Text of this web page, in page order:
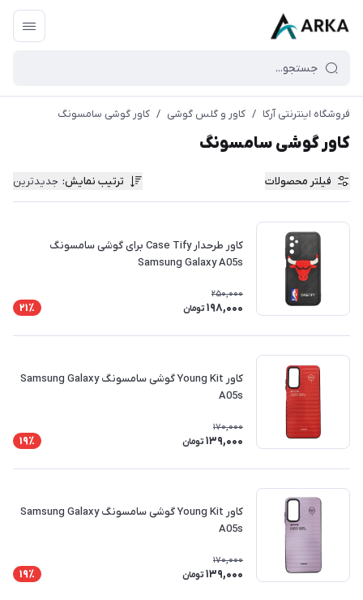
فروشگاه اینترنتی آرکا / کاور و گلس گوشی / کاور گوشی سامسونگ
کاور گوشی سامسونگ
فیلتر محصولات ترتیب نمایش: جدیدترین
کاور طرحدار Case Tify برای گوشی سامسونگ
Samsung Galaxy A05s
250,000
198,000 تومان 21٪
کاور Young Kit گوشی سامسونگ Samsung Galaxy
A05s
170,000
139,000 تومان 19٪
کاور Young Kit گوشی سامسونگ Samsung Galaxy
A05s
170,000
139,000 تومان 19٪